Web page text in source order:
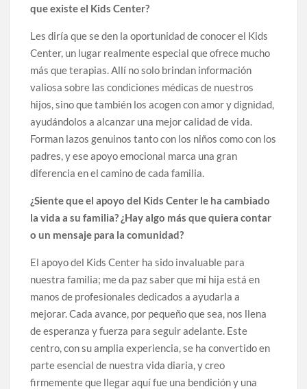
que existe el Kids Center?
Les diría que se den la oportunidad de conocer el Kids
Center, un lugar realmente especial que ofrece mucho
más que terapias. Allí no solo brindan información
valiosa sobre las condiciones médicas de nuestros
hijos, sino que también los acogen con amor y dignidad,
ayudándolos a alcanzar una mejor calidad de vida.
Forman lazos genuinos tanto con los niños como con los
padres, y ese apoyo emocional marca una gran
diferencia en el camino de cada familia.
¿Siente que el apoyo del Kids Center le ha cambiado
la vida a su familia? ¿Hay algo más que quiera contar
o un mensaje para la comunidad?
El apoyo del Kids Center ha sido invaluable para
nuestra familia; me da paz saber que mi hija está en
manos de profesionales dedicados a ayudarla a
mejorar. Cada avance, por pequeño que sea, nos llena
de esperanza y fuerza para seguir adelante. Este
centro, con su amplia experiencia, se ha convertido en
parte esencial de nuestra vida diaria, y creo
firmemente que llegar aquí fue una bendición y una